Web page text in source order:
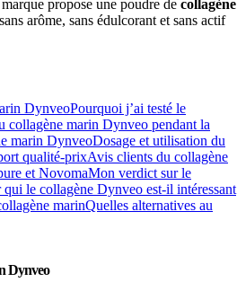
propose une poudre de collagène
arôme, sans édulcorant et sans actif
DynveoPourquoi j’ai testé le
collagène marin Dynveo pendant la
marin DynveoDosage et utilisation du
qualité-prixAvis clients du collagène
et NovomaMon verdict sur le
qui le collagène Dynveo est-il intéressant
marinQuelles alternatives au
Dynveo